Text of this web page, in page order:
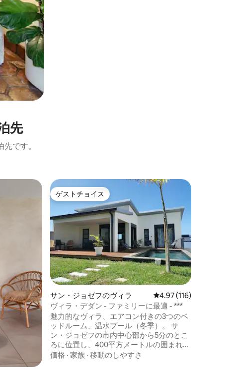
先
です。
ゲストチョイス
ゲストチョイス
サン・ジョゼフのヴィラ レビュー116件、5つ
4.97 (116)
ヴィラ・デダン - ファミリーに最適 - ***
魅力的なヴィラ、エアコン付きの3つのベ
ッドルーム、温水プール（冬季）。 サ
ン・ジョゼフの市内中心部から5分のとこ
ろに位置し、400平方メートルの囲まれた
敷地内にあるこのヴィラは、6名様用に設
価格 · 家族 · 移動のしやすさ